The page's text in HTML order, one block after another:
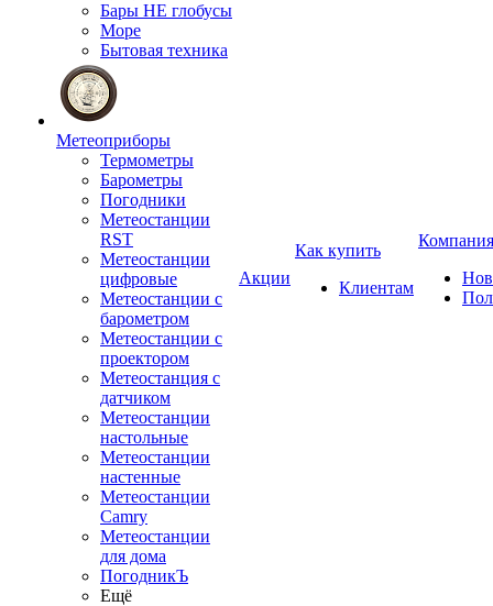
Бары НЕ глобусы
Море
Бытовая техника
Метеоприборы
Термометры
Барометры
Погодники
Метеостанции
RST
Метеостанции
цифровые
Метеостанции с
барометром
Метеостанции с
проектором
Метеостанция с
датчиком
Метеостанции
настольные
Метеостанции
настенные
Метеостанции
Camry
Метеостанции
для дома
ПогодникЪ
Ещё
Акции
Как купить
Клиентам
Компания